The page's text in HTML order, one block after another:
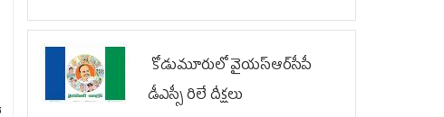
కోడుమూరులో వైయ‌స్ఆర్‌సీపీ
డీఎస్సీ రిలే దీక్షలు